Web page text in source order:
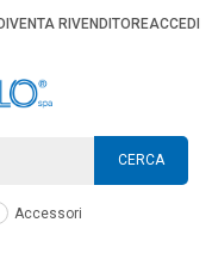
DIVENTA RIVENDITOREACCEDI
CERCA
Accessori